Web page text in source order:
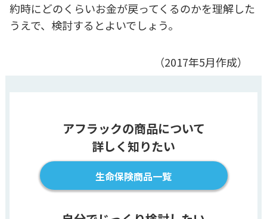
約時にどのくらいお金が戻ってくるのかを理解した
うえで、検討するとよいでしょう。
（2017年5月作成）
アフラックの商品について
詳しく知りたい
生命保険商品一覧